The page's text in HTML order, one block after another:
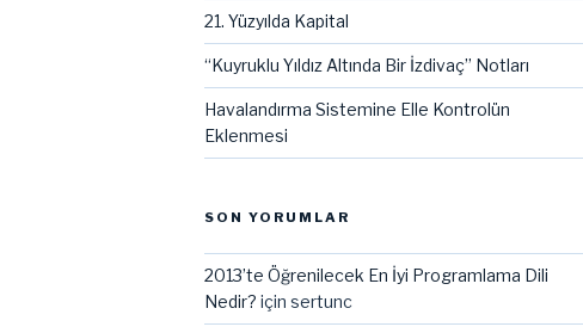
21. Yüzyılda Kapital
“Kuyruklu Yıldız Altında Bir İzdivaç” Notları
Havalandırma Sistemine Elle Kontrolün
Eklenmesi
SON YORUMLAR
2013’te Öğrenilecek En İyi Programlama Dili
Nedir? için sertunc